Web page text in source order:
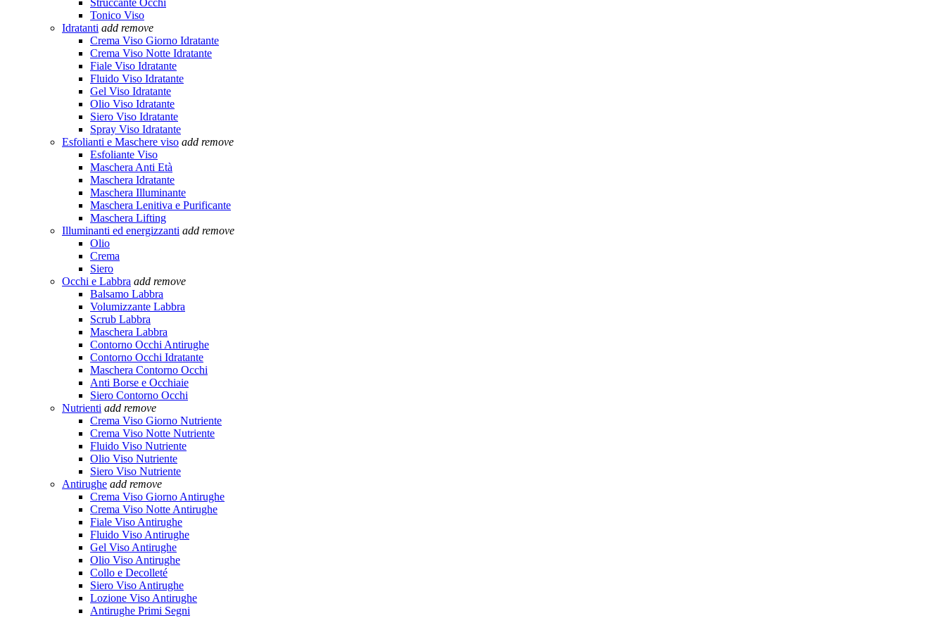
Struccante Occhi
Tonico Viso
Idratanti add remove
Crema Viso Giorno Idratante
Crema Viso Notte Idratante
Fiale Viso Idratante
Fluido Viso Idratante
Gel Viso Idratante
Olio Viso Idratante
Siero Viso Idratante
Spray Viso Idratante
Esfolianti e Maschere viso add remove
Esfoliante Viso
Maschera Anti Età
Maschera Idratante
Maschera Illuminante
Maschera Lenitiva e Purificante
Maschera Lifting
Illuminanti ed energizzanti add remove
Olio
Crema
Siero
Occhi e Labbra add remove
Balsamo Labbra
Volumizzante Labbra
Scrub Labbra
Maschera Labbra
Contorno Occhi Antirughe
Contorno Occhi Idratante
Maschera Contorno Occhi
Anti Borse e Occhiaie
Siero Contorno Occhi
Nutrienti add remove
Crema Viso Giorno Nutriente
Crema Viso Notte Nutriente
Fluido Viso Nutriente
Olio Viso Nutriente
Siero Viso Nutriente
Antirughe add remove
Crema Viso Giorno Antirughe
Crema Viso Notte Antirughe
Fiale Viso Antirughe
Fluido Viso Antirughe
Gel Viso Antirughe
Olio Viso Antirughe
Collo e Decolleté
Siero Viso Antirughe
Lozione Viso Antirughe
Antirughe Primi Segni